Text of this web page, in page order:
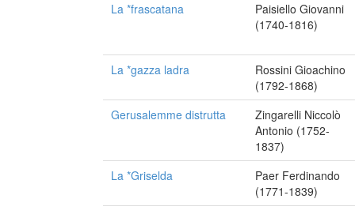
La *frascatana
Paisiello Giovanni
(1740-1816)
La *gazza ladra
Rossini Gioachino
(1792-1868)
Gerusalemme distrutta
Zingarelli Niccolò
Antonio (1752-
1837)
La *Griselda
Paer Ferdinando
(1771-1839)